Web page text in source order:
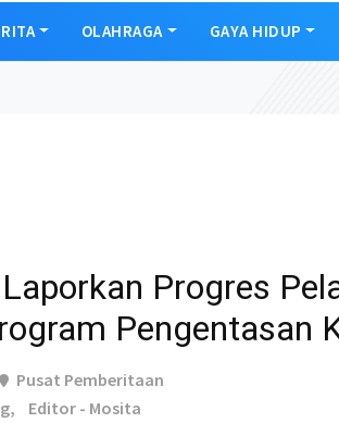
OLAHRAGA GAYA HIDUP
Progres
Pengentasan
Pusat Pemberitaan
Editor - Mosita